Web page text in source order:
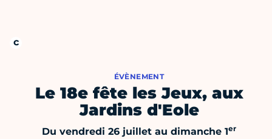
ÉVÈNEMENT
Le 18e fête les Jeux, aux
Jardins d'Eole
Du vendredi 26 juillet au dimanche 1er